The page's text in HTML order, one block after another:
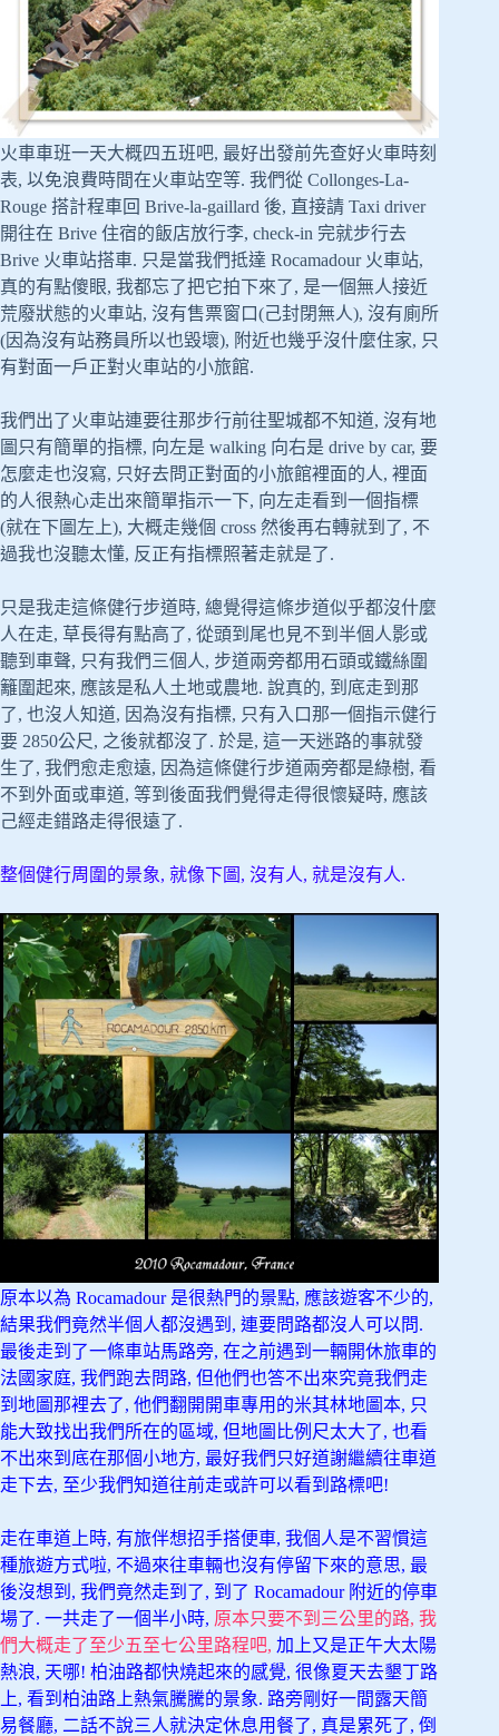
火車車班一天大概四五班吧, 最好出發前先查好火車時刻
表, 以免浪費時間在火車站空等. 我們從 Collonges-La-
Rouge 搭計程車回 Brive-la-gaillard 後, 直接請 Taxi driver
開往在 Brive 住宿的飯店放行李, check-in 完就步行去
Brive 火車站搭車. 只是當我們抵達 Rocamadour 火車站,
真的有點傻眼, 我都忘了把它拍下來了, 是一個無人接近
荒廢狀態的火車站, 沒有售票窗口(己封閉無人), 沒有廁所
(因為沒有站務員所以也毀壞), 附近也幾乎沒什麼住家, 只
有對面一戶正對火車站的小旅館.
我們出了火車站連要往那步行前往聖城都不知道, 沒有地
圖只有簡單的指標, 向左是 walking 向右是 drive by car, 要
怎麼走也沒寫, 只好去問正對面的小旅館裡面的人, 裡面
的人很熱心走出來簡單指示一下, 向左走看到一個指標
(就在下圖左上), 大概走幾個 cross 然後再右轉就到了, 不
過我也沒聽太懂, 反正有指標照著走就是了.
只是我走這條健行步道時, 總覺得這條步道似乎都沒什麼
人在走, 草長得有點高了, 從頭到尾也見不到半個人影或
聽到車聲, 只有我們三個人, 步道兩旁都用石頭或鐵絲圍
籬圍起來, 應該是私人土地或農地. 說真的, 到底走到那
了, 也沒人知道, 因為沒有指標, 只有入口那一個指示健行
要 2850公尺, 之後就都沒了. 於是, 這一天迷路的事就發
生了, 我們愈走愈遠, 因為這條健行步道兩旁都是綠樹, 看
不到外面或車道, 等到後面我們覺得走得很懷疑時, 應該
己經走錯路走得很遠了.
整個健行周圍的景象, 就像下圖, 沒有人, 就是沒有人.
原本以為 Rocamadour 是很熱門的景點, 應該遊客不少的,
結果我們竟然半個人都沒遇到, 連要問路都沒人可以問.
最後走到了一條車站馬路旁, 在之前遇到一輛開休旅車的
法國家庭, 我們跑去問路, 但他們也答不出來究竟我們走
到地圖那裡去了, 他們翻開開車專用的米其林地圖本, 只
能大致找出我們所在的區域, 但地圖比例尺太大了, 也看
不出來到底在那個小地方, 最好我們只好道謝繼續往車道
走下去, 至少我們知道往前走或許可以看到路標吧!
走在車道上時, 有旅伴想招手搭便車, 我個人是不習慣這
種旅遊方式啦, 不過來往車輛也沒有停留下來的意思, 最
後沒想到, 我們竟然走到了, 到了 Rocamadour 附近的停車
場了. 一共走了一個半小時, 原本只要不到三公里的路, 我
們大概走了至少五至七公里路程吧, 加上又是正午大太陽
熱浪, 天哪! 柏油路都快燒起來的感覺, 很像夏天去墾丁路
上, 看到柏油路上熱氣騰騰的景象. 路旁剛好一間露天簡
易餐廳, 二話不說三人就決定休息用餐了, 真是累死了, 倒